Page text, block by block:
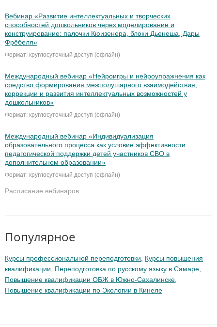
Вебинар «Развитие интеллектуальных и творческих
способностей дошкольников через моделирование и
конструирование: палочки Кюизенера, блоки Дьенеша, Дары
Фрёбеля»
Формат: круглосуточный доступ (офлайн)
Международный вебинар «Нейроигры и нейроупражнения как
средство формирования межполушарного взаимодействия,
коррекции и развития интеллектуальных возможностей у
дошкольников»
Формат: круглосуточный доступ (офлайн)
Международный вебинар «Индивидуализация
образовательного процесса как условие эффективности
педагогической поддержки детей участников СВО в
дополнительном образовании»
Формат: круглосуточный доступ (офлайн)
Расписание вебинаров
Популярное
Курсы профессиональной переподготовки
Курсы повышения
квалификации
Переподготовка по русскому языку в Самаре
Повышение квалификации ОБЖ в Южно-Сахалинске
Повышение квалификации по Экологии в Кинеле